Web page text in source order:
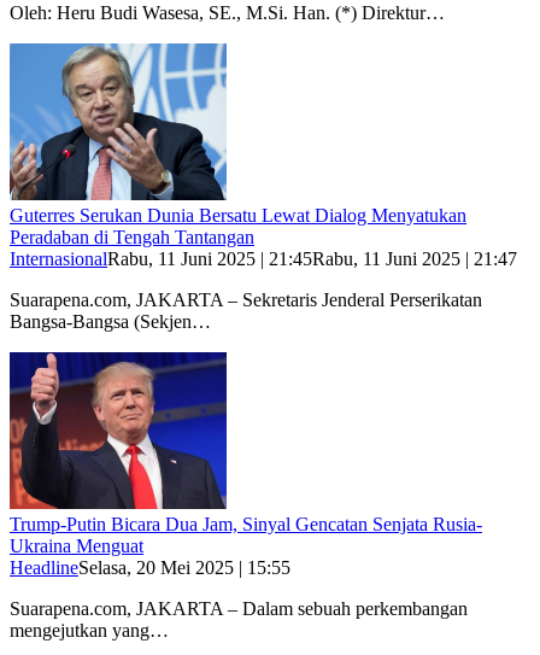
Oleh: Heru Budi Wasesa, SE., M.Si. Han. (*) Direktur…
Guterres Serukan Dunia Bersatu Lewat Dialog Menyatukan
Peradaban di Tengah Tantangan
InternasionalRabu, 11 Juni 2025 | 21:45Rabu, 11 Juni 2025 | 21:47
Suarapena.com, JAKARTA – Sekretaris Jenderal Perserikatan
Bangsa-Bangsa (Sekjen…
Trump-Putin Bicara Dua Jam, Sinyal Gencatan Senjata Rusia-
Ukraina Menguat
HeadlineSelasa, 20 Mei 2025 | 15:55
Suarapena.com, JAKARTA – Dalam sebuah perkembangan
mengejutkan yang…